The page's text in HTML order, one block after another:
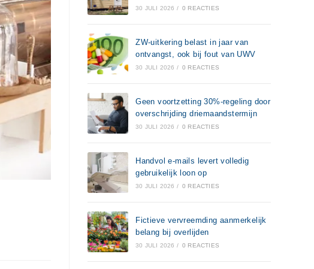
30 JULI 2026 / 0 REACTIES
ZW-uitkering belast in jaar van
ontvangst, ook bij fout van UWV
30 JULI 2026 / 0 REACTIES
Geen voortzetting 30%-regeling door
overschrijding driemaandstermijn
30 JULI 2026 / 0 REACTIES
Handvol e-mails levert volledig
gebruikelijk loon op
30 JULI 2026 / 0 REACTIES
Fictieve vervreemding aanmerkelijk
belang bij overlijden
30 JULI 2026 / 0 REACTIES